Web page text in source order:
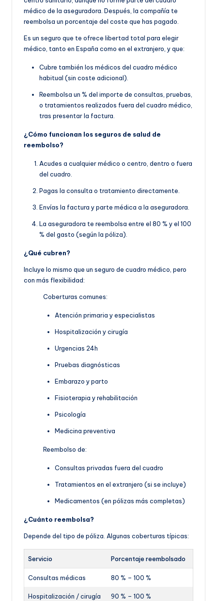
médico de la aseguradora. Después, la compañía te
reembolsa un porcentaje del coste que has pagado.
Es un seguro que te ofrece libertad total para elegir
médico, tanto en España como en el extranjero, y que:
Cubre también los médicos del cuadro médico
habitual (sin coste adicional).
Reembolsa un % del importe de consultas, pruebas,
o tratamientos realizados fuera del cuadro médico,
tras presentar la factura.
¿Cómo funcionan los seguros de salud de
reembolso?
Acudes a cualquier médico o centro, dentro o fuera
del cuadro.
Pagas la consulta o tratamiento directamente.
Envías la factura y parte médica a la aseguradora.
La aseguradora te reembolsa entre el 80 % y el 100
% del gasto (según la póliza).
¿Qué cubren?
Incluye lo mismo que un seguro de cuadro médico, pero
con más flexibilidad:
Coberturas comunes:
Atención primaria y especialistas
Hospitalización y cirugía
Urgencias 24h
Pruebas diagnósticas
Embarazo y parto
Fisioterapia y rehabilitación
Psicología
Medicina preventiva
Reembolso de:
Consultas privadas fuera del cuadro
Tratamientos en el extranjero (si se incluye)
Medicamentos (en pólizas más completas)
¿Cuánto reembolsa?
Depende del tipo de póliza. Algunas coberturas típicas:
Servicio Porcentaje reembolsado
Consultas médicas 80 % – 100 %
Hospitalización / cirugía 90 % – 100 %